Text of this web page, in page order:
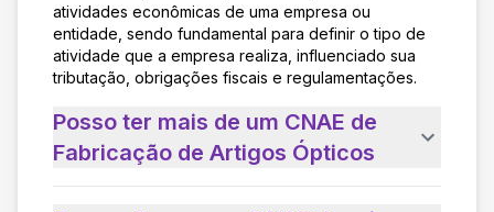
atividades econômicas de uma empresa ou
entidade, sendo fundamental para definir o tipo de
atividade que a empresa realiza, influenciado sua
tributação, obrigações fiscais e regulamentações.
Posso ter mais de um CNAE de
Fabricação de Artigos Ópticos